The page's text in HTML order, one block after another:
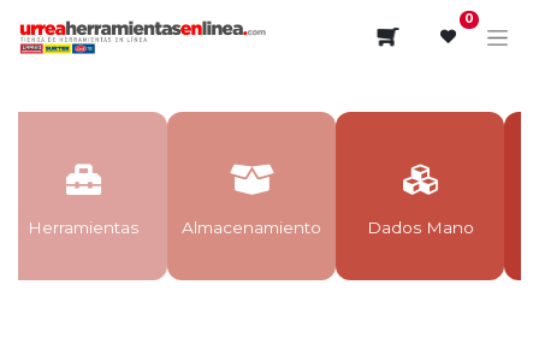
0
Herramientas Almacenamiento Dados Mano